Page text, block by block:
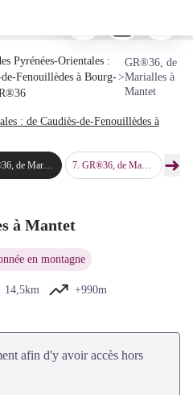
Le Département
Voir l'image en plein écran
Pyrénées-Orientales :
de-Fenouillèdes à Bourg->
GR®36, de
Marialles à
Mantet
: de Caudiès-de-Fenouillèdes à
Marialles à Mantet 7. GR®36, de Mantet au Ras de la Carançà 8.
➜
à Mantet
en montagne
14,5km
+990m
afin d'y avoir accès hors